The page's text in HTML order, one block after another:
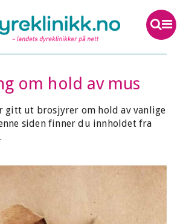
om hold av mus
gitt ut brosjyrer om hold av vanlige
siden finner du innholdet fra